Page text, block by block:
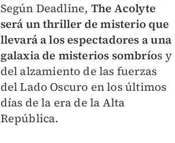
Según Deadline, The Acolyte
será un thriller de misterio que
llevará a los espectadores a una
galaxia de misterios sombríos y
del alzamiento de las fuerzas
del Lado Oscuro en los últimos
días de la era de la Alta
República.